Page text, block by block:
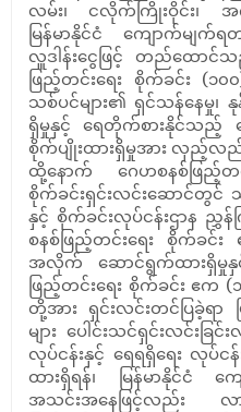
လမ်း၊ ငလိုက်ကြိုးဝိုင်း
မြန်မာနိုင်ငံ ကျောက်မျက်
လှူဒါန်းငွေဖြင့် တည်ထောင်
ဖြည့်တင်းရေး စိုက်ခင်း (
သစ်ပင်များ၏ ရှင်သန်နေမှု၊
ရှိမှုနှင့် ရေတိုက်စားနိုင်သည့် နေ
စိုက်ပျိုးထားရှိမှုအား လှည့်
ထို့နောက် ဂေဟစနစ်ဖြည့်
စိုက်ခင်းရှင်းလင်းဆောင်တွင်
နှင့် စိုက်ခင်းလုပ်ငန်းဌာန ညွှန်
စနစ်ဖြည့်တင်းရေး စိုက်ခ
အလိုက် ဆောင်ရွက်ထားရှိမှုနှ
ဖြည့်တင်းရေး စိုက်ခင်း ဧက (
တို့အား ရှင်းလင်းတင်ပြခဲ့ရာ
များ ပေါင်းသင်ရှင်းလင်းခြင်
လုပ်ငန်းနှင့် ရေရရှိရေး လုပ်င
ထားရှိရန်၊ မြန်မာနိုင်ငံ ကျ
အသင်းအနေဖြင့်လည်း လ